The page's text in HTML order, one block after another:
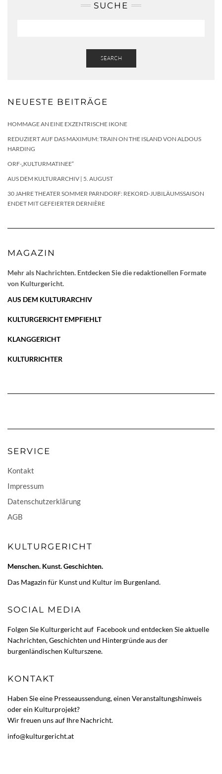
SUCHE
SEARCH
NEUESTE BEITRÄGE
HOMMAGE AN EINE EXZENTRISCHE IKONE
REDUZIERT AUF DAS MAXIMUM: TRAIN ON THE ISLAND VON ALDOUS
HARDING
ORF-„KULTURMATINEE“
AUS DEM KULTURARCHIV | 5. AUGUST
30 JAHRE THEATER SOMMER PARNDORF: REKORD-JUBILÄUMSSAISON
ENDET MIT GEFEIERTER DERNIÈRE
MAGAZIN
Mehr als Nachrichten. Entdecken Sie die redaktionellen Formate
von Kulturgericht.
AUS DEM KULTURARCHIV
KULTURGERICHT EMPFIEHLT
KLANGGERICHT
KULTURRICHTER
SERVICE
Kontakt
Impressum
Datenschutzerklärung
AGB
KULTURGERICHT
Menschen. Kunst. Geschichten.
Das Magazin für Kunst und Kultur im Burgenland.
SOCIAL MEDIA
Folgen Sie Kulturgericht auf Facebookund entdecken Sie aktuelle
Nachrichten, Geschichten und Hintergründe aus der
burgenländischen Kulturszene.
KONTAKT
Haben Sie eine Presseaussendung, einen Veranstaltungshinweis
oder ein Kulturprojekt?
Wir freuen uns auf Ihre Nachricht.
info@kulturgericht.at